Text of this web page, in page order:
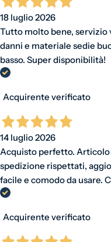
18 luglio 2026
Tutto molto bene, servizio
danni e materiale sedie
basso. Super disponibilità!
Acquirente verificato
14 luglio 2026
Acquisto perfetto. Articolo
spedizione rispettati,
facile e comodo da usare.
Acquirente verificato